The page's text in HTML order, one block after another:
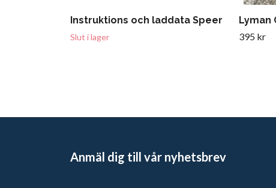
Instruktions och laddata Speer
Slut i lager
Lyman
395 kr
Anmäl dig till vår nyhetsbrev